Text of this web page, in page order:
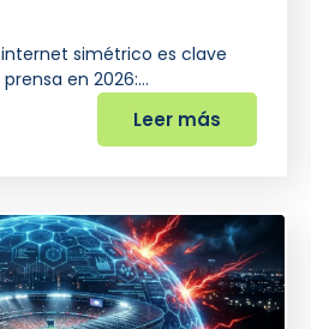
simétrico es clave
en 2026:…
Leer más